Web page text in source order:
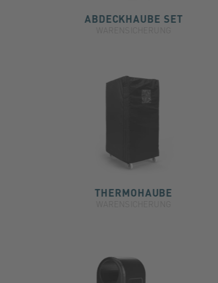
ABDECKHAUBE SET
THERMOHAUBE